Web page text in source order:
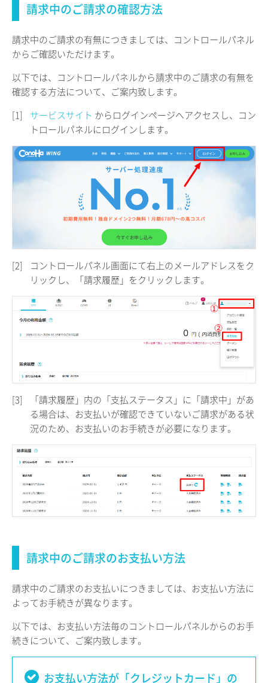
請求中のご請求の確認方法
請求中のご請求の有無につきましては、コントロールパネル
からご確認いただけます。
以下では、コントロールパネルから請求中のご請求の有無を
確認する方法について、ご案内致します。
[1]
サービスサイト からログインページへアクセスし、コン
トロールパネルにログインします。
[2]
コントロールパネル画面にて右上のメールアドレスをク
リックし、「請求履歴」をクリックします。
[3]
「請求履歴」内の「支払ステータス」に「請求中」があ
る場合は、お支払いが確認できていないご請求がある状
況のため、お支払いのお手続きが必要になります。
請求中のご請求のお支払い方法
請求中のご請求のお支払いにつきましては、お支払い方法に
よってお手続きが異なります。
以下では、お支払い方法毎のコントロールパネルからのお手
続きについて、ご案内致します。
お支払い方法が「クレジットカード」の